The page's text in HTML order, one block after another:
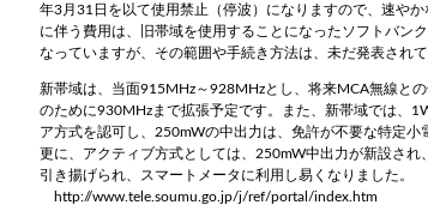
年3月31日を以て使用禁止（停波）になりますので、速や
に伴う費用は、旧帯域を使用することになったソフトバン
なっていますが、その範囲や手続き方法は、未だ発表されて
新帯域は、当面915MHz～928MHzとし、将来MCA無線と
のために930MHzまで拡張予定です。また、新帯域では、
ア方式を認可し、250mWの中出力は、免許が不要な特定小
更に、アクティブ方式としては、250mW中出力が新設され
引き揚げられ、スマートメータに利用し易くなりました。
http://www.tele.soumu.go.jp/j/ref/portal/index.htm